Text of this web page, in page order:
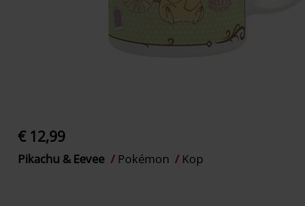
€ 12,99
Pikachu & Eevee Pokémon Kop